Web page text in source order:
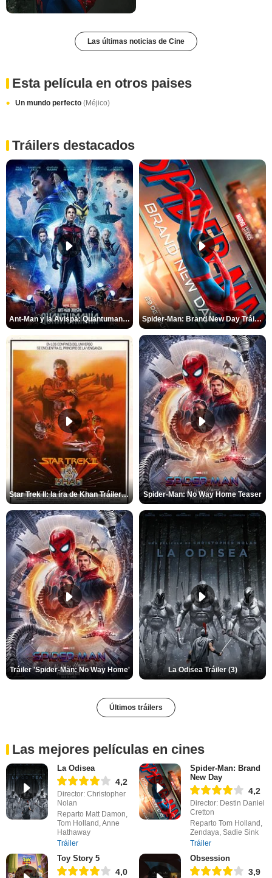
Las últimas noticias de Cine
Esta película en otros paises
Un mundo perfecto (Méjico)
Tráilers destacados
Ant-Man y la Avispa: Quantumanía Tráiler (2) Spider-Man: Brand New Day Tráiler (3)
Star Trek II: la ira de Khan Tráiler VO Spider-Man: No Way Home Teaser
Tráiler 'Spider-Man: No Way Home' La Odisea Tráiler (3)
Últimos tráilers
Las mejores películas en cines
La Odisea
4,2
Director: Christopher
Nolan
Reparto Matt Damon,
Tom Holland, Anne
Hathaway
Tráiler
Spider-Man: Brand
New Day
4,2
Director: Destin Daniel
Cretton
Reparto Tom Holland,
Zendaya, Sadie Sink
Tráiler
Toy Story 5
4,0
Obsession
3,9